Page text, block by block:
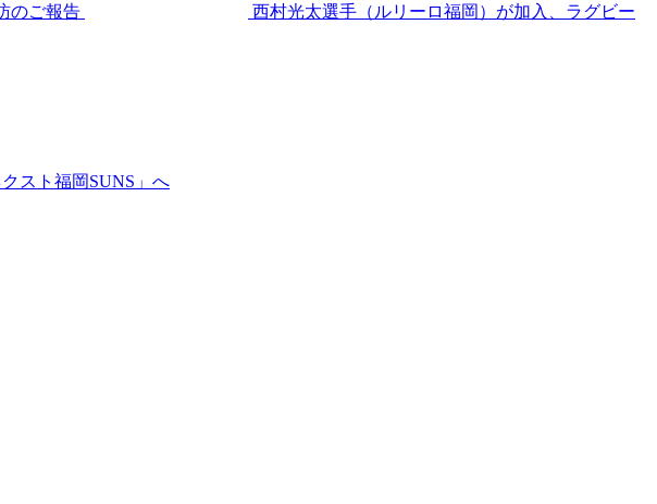
のご報告 西村光太選手（ルリーロ福岡）が加入、ラグビー
スト福岡SUNS」へ